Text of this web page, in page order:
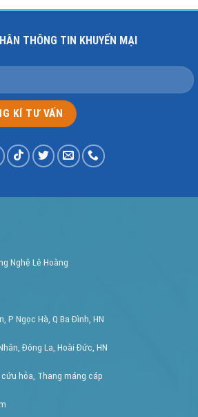
THÔNG TIN KHUYẾN MẠI
Nghệ Lê Hoàng
P Ngọc Hà, Q Ba Đình, HN
Đông La, Hoài Đức, HN
hỏa, Thang máng cáp